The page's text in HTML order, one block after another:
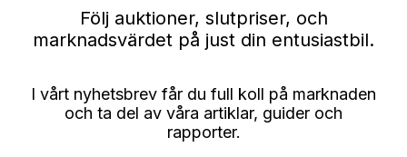
Följ auktioner, slutpriser, och
marknadsvärdet på just din entusiastbil.
I vårt nyhetsbrev får du full koll på marknaden
och ta del av våra artiklar, guider och
rapporter.